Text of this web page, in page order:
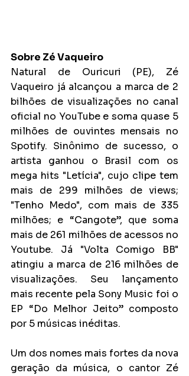
Sobre Zé Vaqueiro
Natural de Ouricuri (PE), Zé
Vaqueiro já alcançou a marca de 2
bilhões de visualizações no canal
oficial no YouTube e soma quase 5
milhões de ouvintes mensais no
Spotify. Sinônimo de sucesso, o
artista ganhou o Brasil com os
mega hits "Letícia", cujo clipe tem
mais de 299 milhões de views;
"Tenho Medo", com mais de 335
milhões; e “Cangote”, que soma
mais de 261 milhões de acessos no
Youtube. Já "Volta Comigo BB"
atingiu a marca de 216 milhões de
visualizações. Seu lançamento
mais recente pela Sony Music foi o
EP “Do Melhor Jeito” composto
por 5 músicas inéditas.
Um dos nomes mais fortes da nova
geração da música, o cantor Zé